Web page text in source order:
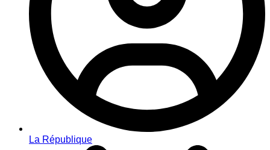
La République